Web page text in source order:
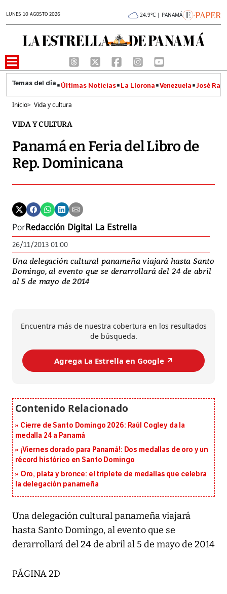
LUNES 10 AGOSTO 2026 24.9°C | PANAMÁ
Últimas Noticias La Llorona Venezuela José
Inicio> Vida y cultura
VIDA Y CULTURA
Panamá en Feria del Libro de
Rep. Dominicana
PorRedacción Digital La Estrella
26/11/2013 01:00
Una delegación cultural panameña viajará hasta Santo
Domingo, al evento que se derarrollará del 24 de abril
al 5 de mayo de 2014
Encuentra más de nuestra cobertura en los resultados
de búsqueda.
Agrega La Estrella en Google ↗️
Cierre de Santo Domingo 2026: Raúl Cogley da la
medalla 24 a Panamá
¡Viernes dorado para Panamá!: Dos medallas de oro y un
récord histórico en Santo Domingo
Oro, plata y bronce: el triplete de medallas que celebra
la delegación panameña
Una delegación cultural panameña viajará
hasta Santo Domingo, al evento que se
derarrollará del 24 de abril al 5 de mayo de 2014
PÁGINA 2D